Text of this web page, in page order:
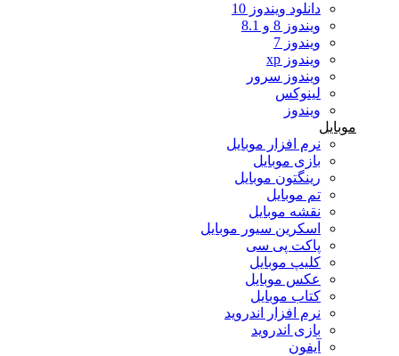
دانلود ویندوز 10
ویندوز 8 و 8.1
ویندوز 7
ویندوز xp
ویندوز سرور
لینوکس
ویندوز
موبایل
نرم افزار موبایل
بازی موبایل
رینگتون موبایل
تم موبایل
نقشه موبایل
اسکرین سیور موبایل
پاکت پی سی
کلیپ موبایل
عکس موبایل
کتاب موبایل
نرم افزار اندروید
بازی اندروید
آیفون